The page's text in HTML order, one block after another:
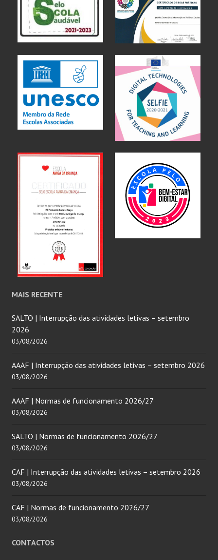
MAIS RECENTE
SALTO | Interrupção das atividades letivas – setembro
2026
03/08/2026
AAAF | Interrupção das atividades letivas – setembro 2026
03/08/2026
AAAF | Normas de funcionamento 2026/27
03/08/2026
SALTO | Normas de funcionamento 2026/27
03/08/2026
CAF | Interrupção das atividades letivas – setembro 2026
03/08/2026
CAF | Normas de funcionamento 2026/27
03/08/2026
CONTACTOS